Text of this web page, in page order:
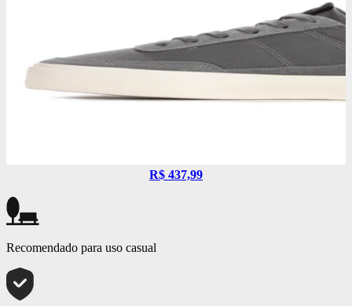
R$ 437,99
Recomendado para uso casual